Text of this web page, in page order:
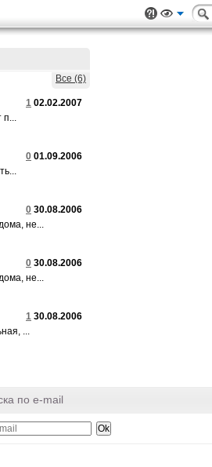
Все (6)
1 02.02.2007
п...
0 01.09.2006
0 30.08.2006
не...
0 30.08.2006
не...
1 30.08.2006
...
по e-mail